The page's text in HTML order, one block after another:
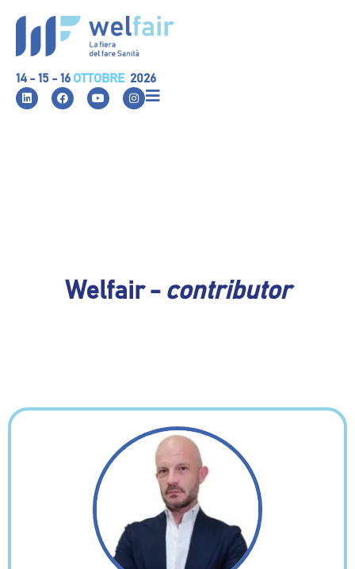
14 - 15 - 16 OTTOBRE 2026
Welfair -contributor